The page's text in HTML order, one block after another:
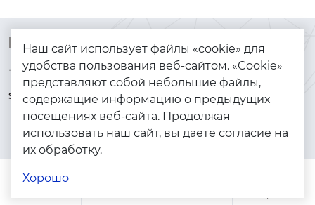
Контакты
+7 (925) 144-64-73
serebryanyye.grani@mail.ru
Каталог
Браслеты
Золото
Серебро
Помощь
Наш сайт использует файлы «cookie» для
удобства пользования веб-сайтом. «Cookie»
представляют собой небольшие файлы,
содержащие информацию о предыдущих
посещениях веб-сайта. Продолжая
использовать наш сайт, вы даете согласие на
их обработку.
Хорошо